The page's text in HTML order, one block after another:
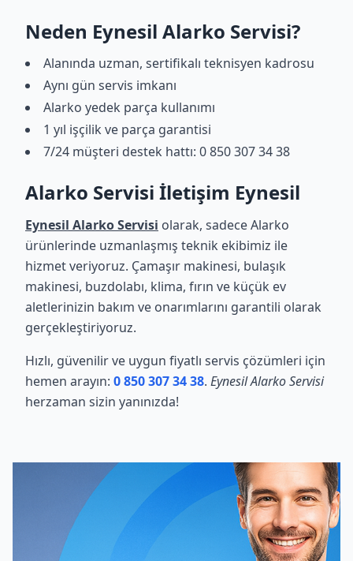
Neden Eynesil Alarko Servisi?
Alanında uzman, sertifikalı teknisyen kadrosu
Aynı gün servis imkanı
Alarko yedek parça kullanımı
1 yıl işçilik ve parça garantisi
7/24 müşteri destek hattı: 0 850 307 34 38
Alarko Servisi İletişim Eynesil
Eynesil Alarko Servisi olarak, sadece Alarko
ürünlerinde uzmanlaşmış teknik ekibimiz ile
hizmet veriyoruz. Çamaşır makinesi, bulaşık
makinesi, buzdolabı, klima, fırın ve küçük ev
aletlerinizin bakım ve onarımlarını garantili olarak
gerçekleştiriyoruz.
Hızlı, güvenilir ve uygun fiyatlı servis çözümleri için
hemen arayın: 0 850 307 34 38. Eynesil Alarko Servisi
herzaman sizin yanınızda!